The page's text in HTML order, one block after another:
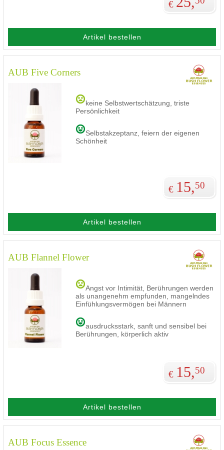
€
Artikel bestellen
AUB Five Corners
keine Selbstwertschätzung, triste
Persönlichkeit
Selbstakzeptanz, feiern der eigenen
Schönheit
€ 15,50
Artikel bestellen
AUB Flannel Flower
Angst vor Intimität, Berührungen werden
als unangenehm empfunden, mangelndes
Einfühlungsvermögen bei Männern
ausdrucksstark, sanft und sensibel bei
Berührungen, körperlich aktiv
€ 15,50
Artikel bestellen
AUB Focus Essence